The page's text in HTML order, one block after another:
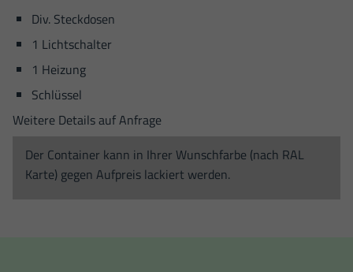
Div. Steckdosen
1 Lichtschalter
1 Heizung
Schlüssel
Weitere Details auf Anfrage
Der Container kann in Ihrer Wunschfarbe (nach RAL
Karte) gegen Aufpreis lackiert werden.